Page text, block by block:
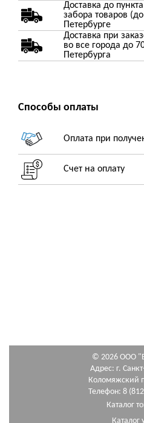
Доставка до
забора товаров
Петербурге
Доставка при
во все города до
Петербурга
Способы оплаты
Оплата при
Счет на оплату
© 2026 ООО
Адрес: г.
Коломяжский
Телефон: 8
Каталог
Каталог